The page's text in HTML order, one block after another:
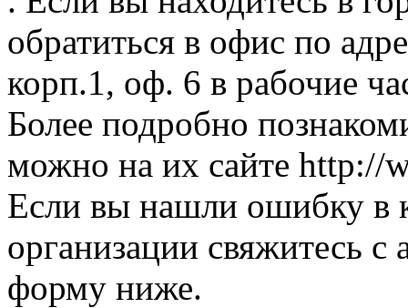
обратиться в офис по
корп.1, оф. 6 в рабочие
Более подробно
можно на их сайте http://
Если вы нашли ошибку в
организации свяжитесь
форму ниже.